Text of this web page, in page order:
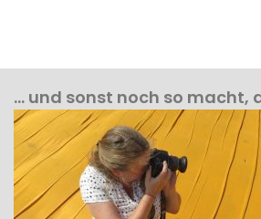
… und sonst noch so macht,